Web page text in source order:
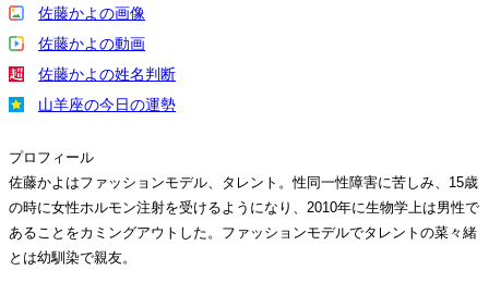
佐藤かよの画像
佐藤かよの動画
佐藤かよの姓名判断
山羊座の今日の運勢
プロフィール
佐藤かよはファッションモデル、タレント。性同一性障害に苦しみ、15歳
の時に女性ホルモン注射を受けるようになり、2010年に生物学上は男性で
あることをカミングアウトした。ファッションモデルでタレントの菜々緒
とは幼馴染で親友。